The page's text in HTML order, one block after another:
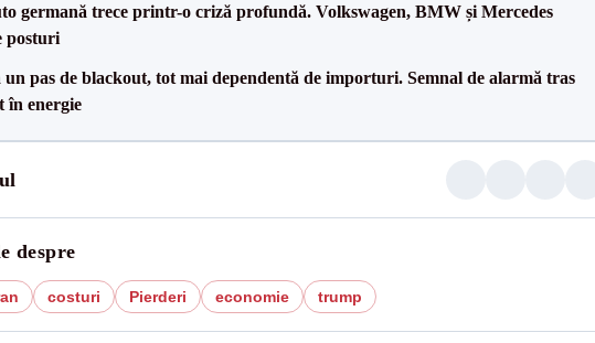
germană trece printr-o criză profundă. Volkswagen, BMW și Mercedes
posturi
un pas de blackout, tot mai dependentă de importuri. Semnal de alarmă tras
în energie
despre
costuri Pierderi economie trump